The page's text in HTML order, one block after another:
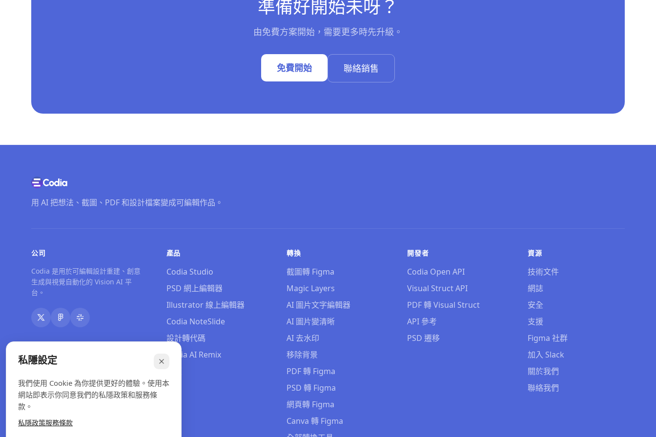
準備好開始未呀？
由免費方案開始，需要更多時先升級。
免費開始 聯絡銷售
用 AI 把想法、截圖、PDF 和設計檔案變成可編輯作品。
公司
Codia 是用於可編輯設計重建、創意
生成與視覺自動化的 Vision AI 平
台。
產品
Codia Studio
PSD 網上編輯器
Illustrator 線上編輯器
Codia NoteSlide
設計轉代碼
Codia AI Remix
轉換
截圖轉 Figma
Magic Layers
AI 圖片文字編輯器
AI 圖片變清晰
AI 去水印
移除背景
PDF 轉 Figma
PSD 轉 Figma
網頁轉 Figma
Canva 轉 Figma
開發者
Codia Open API
Visual Struct API
PDF 轉 Visual Struct
API 參考
PSD 遷移
資源
技術文件
網誌
安全
支援
Figma 社群
加入 Slack
關於我們
聯絡我們
私隱設定
我們使用 Cookie 為你提供更好的體驗。使用本
網站即表示你同意我們的私隱政策和服務條
款。
私隱政策服務條款